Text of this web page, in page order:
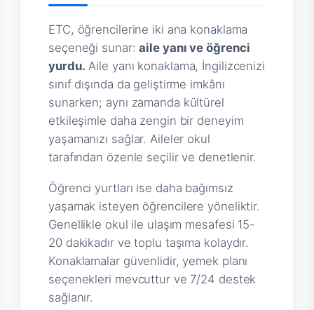
ETC, öğrencilerine iki ana konaklama
seçeneği sunar:aile yanı ve öğrenci
yurdu. Aile yanı konaklama, İngilizcenizi
sınıf dışında da geliştirme imkânı
sunarken; aynı zamanda kültürel
etkileşimle daha zengin bir deneyim
yaşamanızı sağlar. Aileler okul
tarafından özenle seçilir ve denetlenir.
Öğrenci yurtları ise daha bağımsız
yaşamak isteyen öğrencilere yöneliktir.
Genellikle okul ile ulaşım mesafesi 15-
20 dakikadır ve toplu taşıma kolaydır.
Konaklamalar güvenlidir, yemek planı
seçenekleri mevcuttur ve 7/24 destek
sağlanır.